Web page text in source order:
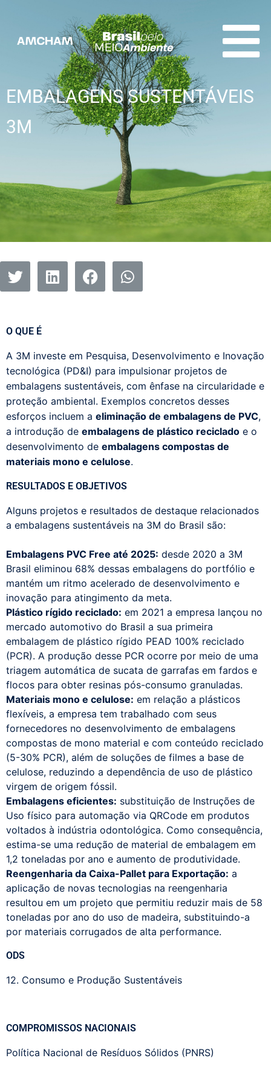
EMBALAGENS SUSTENTÁVEIS
3M
O QUE É
A 3M investe em Pesquisa, Desenvolvimento e Inovação
tecnológica (PD&I) para impulsionar projetos de
embalagens sustentáveis, com ênfase na circularidade e
proteção ambiental. Exemplos concretos desses
esforços incluem a eliminação de embalagens de PVC,
a introdução de embalagens de plástico reciclado e o
desenvolvimento de embalagens compostas de
materiais mono e celulose.
RESULTADOS E OBJETIVOS
Alguns projetos e resultados de destaque relacionados
a embalagens sustentáveis na 3M do Brasil são:
Embalagens PVC Free até 2025: desde 2020 a 3M
Brasil eliminou 68% dessas embalagens do portfólio e
mantém um ritmo acelerado de desenvolvimento e
inovação para atingimento da meta.
Plástico rígido reciclado: em 2021 a empresa lançou no
mercado automotivo do Brasil a sua primeira
embalagem de plástico rígido PEAD 100% reciclado
(PCR). A produção desse PCR ocorre por meio de uma
triagem automática de sucata de garrafas em fardos e
flocos para obter resinas pós-consumo granuladas.
Materiais mono e celulose: em relação a plásticos
flexíveis, a empresa tem trabalhado com seus
fornecedores no desenvolvimento de embalagens
compostas de mono material e com conteúdo reciclado
(5-30% PCR), além de soluções de filmes a base de
celulose, reduzindo a dependência de uso de plástico
virgem de origem fóssil.
Embalagens eficientes: substituição de Instruções de
Uso físico para automação via QRCode em produtos
voltados à indústria odontológica. Como consequência,
estima-se uma redução de material de embalagem em
1,2 toneladas por ano e aumento de produtividade.
Reengenharia da Caixa-Pallet para Exportação: a
aplicação de novas tecnologias na reengenharia
resultou em um projeto que permitiu reduzir mais de 58
toneladas por ano do uso de madeira, substituindo-a
por materiais corrugados de alta performance.
ODS
12. Consumo e Produção Sustentáveis
COMPROMISSOS NACIONAIS
Política Nacional de Resíduos Sólidos (PNRS)